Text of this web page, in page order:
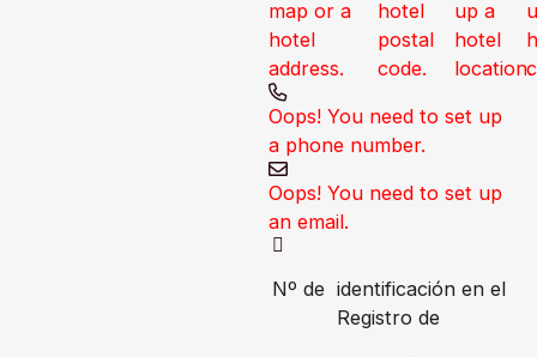
map or a
hotel
address.
hotel
postal
code.
up a
hotel
location.
Oops! You need to set up
a phone number.
Oops! You need to set up
an email.
Nº de identificación en el
Registro de